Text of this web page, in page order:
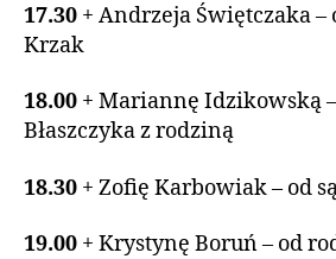
17.30 + Andrzeja Świętczaka –
Krzak
18.00 + Mariannę Idzikowską
Błaszczyka z rodziną
18.30 + Zofię Karbowiak – od
19.00 + Krystynę Boruń – od